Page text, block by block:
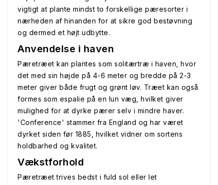
vigtigt at plante mindst to forskellige pæresorter i
nærheden af hinanden for at sikre god bestøvning
og dermed et højt udbytte.
Anvendelse i haven
Pæretræet kan plantes som solitærtræ i haven, hvor
det med sin højde på 4-6 meter og bredde på 2-3
meter giver både frugt og grønt løv. Træet kan også
formes som espalie på en lun væg, hvilket giver
mulighed for at dyrke pærer selv i mindre haver.
'Conference' stammer fra England og har været
dyrket siden før 1885, hvilket vidner om sortens
holdbarhed og kvalitet.
Vækstforhold
Pæretræet trives bedst i fuld sol eller let